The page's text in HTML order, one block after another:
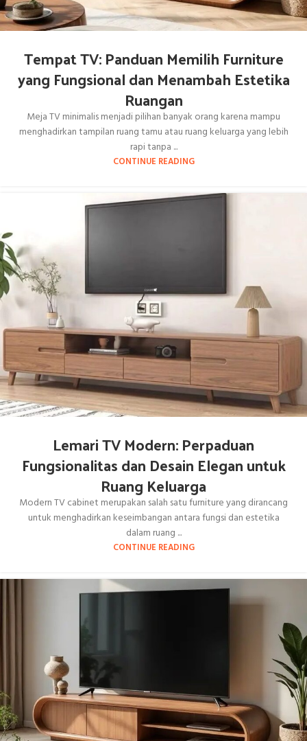
Tempat TV: Panduan Memilih Furniture
yang Fungsional dan Menambah Estetika
Ruangan
Meja TV minimalis menjadi pilihan banyak orang karena mampu
menghadirkan tampilan ruang tamu atau ruang keluarga yang lebih
rapi tanpa ...
CONTINUE READING
Lemari TV Modern: Perpaduan
Fungsionalitas dan Desain Elegan untuk
Ruang Keluarga
Modern TV cabinet merupakan salah satu furniture yang dirancang
untuk menghadirkan keseimbangan antara fungsi dan estetika
dalam ruang ...
CONTINUE READING